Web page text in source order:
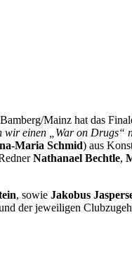
Mainz hat das
einen „War on
Maria Schmid) aus
Nathanael Bechtle,
, sowie Jakobus
der jeweiligen